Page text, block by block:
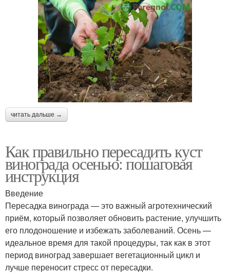
читать дальше →
Как правильно пересадить куст
винограда осенью: пошаговая
инструкция
Введение
Пересадка винограда — это важный агротехнический
приём, который позволяет обновить растение, улучшить
его плодоношение и избежать заболеваний. Осень —
идеальное время для такой процедуры, так как в этот
период виноград завершает вегетационный цикл и
лучше переносит стресс от пересадки.